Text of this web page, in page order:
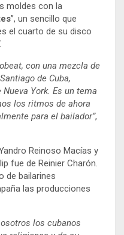
moldes con la
”, un sencillo que
el cuarto de su disco
con una mezcla de
de Cuba,
York. Es un tema
los ritmos de ahora
para el bailador”,
Reinoso Macías y
fue de Reinier Charón.
de bailarines
las producciones
los cubanos